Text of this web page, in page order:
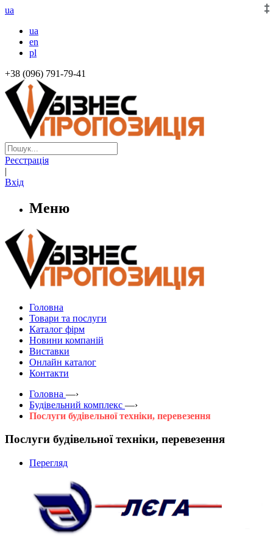
ua
ua
en
pl
+38 (096) 791-79-41
Реєстрація
|
Вхід
Меню
Головна
Товари та послуги
Каталог фірм
Новини компаній
Виставки
Онлайн каталог
Контакти
Головна —›
Будівельний комплекс —›
Послуги будівельної техніки, перевезення
Послуги будівельної техніки, перевезення
Перегляд